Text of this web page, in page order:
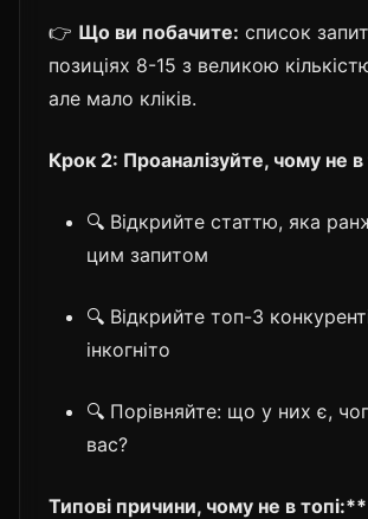
👉 Що ви побачите: список
позиціях 8-15 з великою
але мало кліків.
Крок 2: Проаналізуйте, чому не в
🔍 Відкрийте статтю, яка
цим запитом
🔍 Відкрийте топ-3
інкогніто
🔍 Порівняйте: що у них є,
вас?
Типові причини, чому не в топі:**